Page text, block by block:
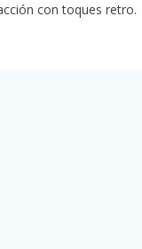
con toques retro.